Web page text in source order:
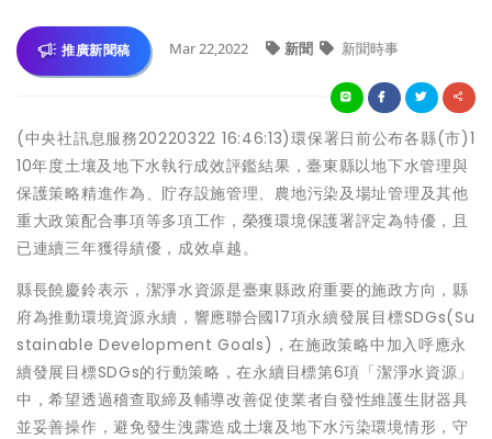
推廣新聞稿 Mar 22,2022 新聞 新聞時事
(中央社訊息服務20220322 16:46:13)環保署日前公布各縣(市)1
10年度土壤及地下水執行成效評鑑結果，臺東縣以地下水管理與
保護策略精進作為、貯存設施管理、農地污染及場址管理及其他
重大政策配合事項等多項工作，榮獲環境保護署評定為特優，且
已連續三年獲得績優，成效卓越。
縣長饒慶鈴表示，潔淨水資源是臺東縣政府重要的施政方向，縣
府為推動環境資源永續，響應聯合國17項永續發展目標SDGs(Su
stainable Development Goals)，在施政策略中加入呼應永
續發展目標SDGs的行動策略，在永續目標第6項「潔淨水資源」
中，希望透過稽查取締及輔導改善促使業者自發性維護生財器具
並妥善操作，避免發生洩露造成土壤及地下水污染環境情形，守